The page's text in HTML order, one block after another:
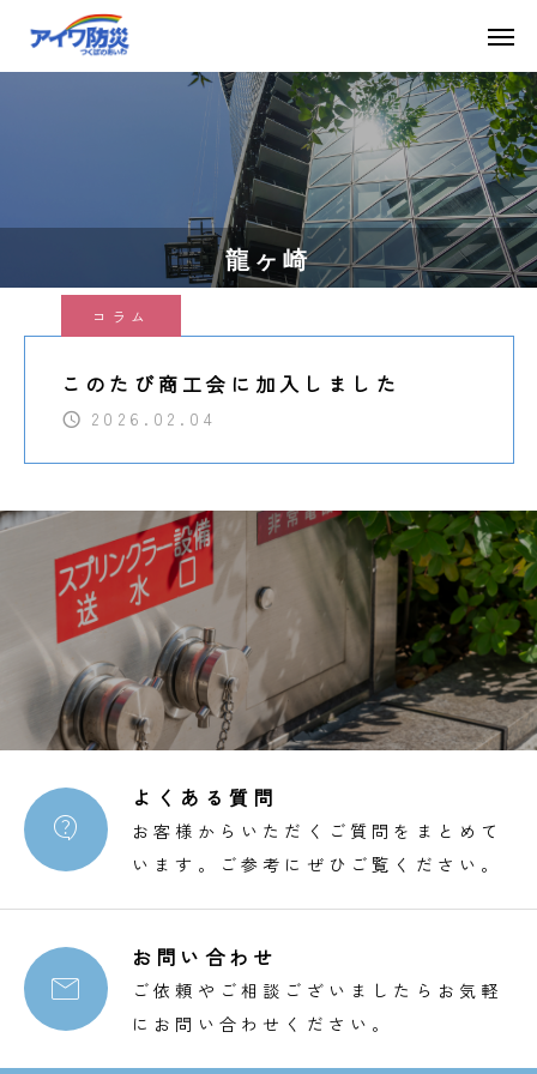
龍ヶ崎
コラム
このたび商工会に加入しました
2026.02.04

よくある質問
お客様からいただくご質問をまとめて
います。ご参考にぜひご覧ください。

お問い合わせ
ご依頼やご相談ございましたらお気軽
にお問い合わせください。